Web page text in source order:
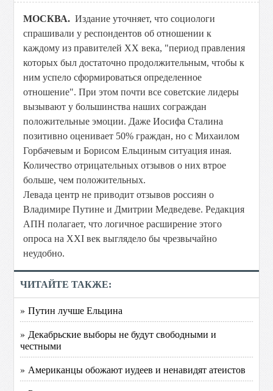
МОСКВА.Издание уточняет, что социологи
спрашивали у респондентов об отношении к
каждому из правителей ХХ века, "период правления
которых был достаточно продолжительным, чтобы к
ним успело сформироваться определенное
отношение". При этом почти все советские лидеры
вызывают у большинства наших сограждан
положительные эмоции. Даже Иосифа Сталина
позитивно оценивает 50% граждан, но с Михаилом
Горбачевым и Борисом Ельциным ситуация иная.
Количество отрицательных отзывов о них втрое
больше, чем положительных.
Левада центр не приводит отзывов россиян о
Владимире Путине и Дмитрии Медведеве. Редакция
АПН полагает, что логичное расширение этого
опроса на XXI век выглядело бы чрезвычайно
неудобно.
ЧИТАЙТЕ ТАКЖЕ:
» Путин лучше Ельцина
» Декабрьские выборы не будут свободными и
честными
» Американцы обожают иудеев и ненавидят атеистов